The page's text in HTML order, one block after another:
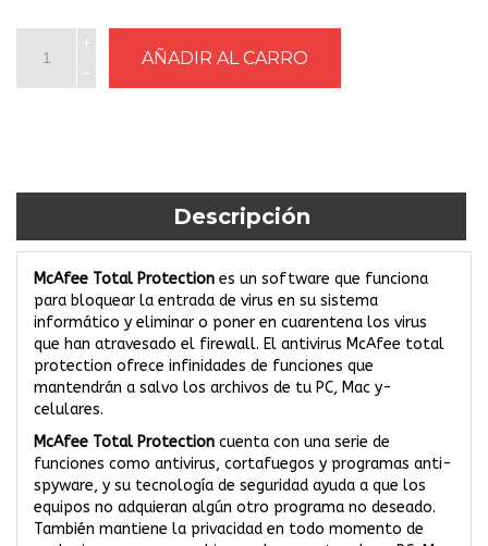
Descripción
McAfee Total Protection es un software que funciona
para bloquear la entrada de virus en su sistema
informático y eliminar o poner en cuarentena los virus
que han atravesado el firewall. El antivirus McAfee total
protection ofrece infinidades de funciones que
mantendrán a salvo los archivos de tu PC, Mac y­
celulares.
McAfee Total Protection cuenta con una serie de
funciones como antivirus, cortafuegos y programas anti-
spyware, y su tecnología de seguridad ayuda a que los
equipos no adquieran algún otro programa no deseado.
También mantiene la privacidad en todo momento de